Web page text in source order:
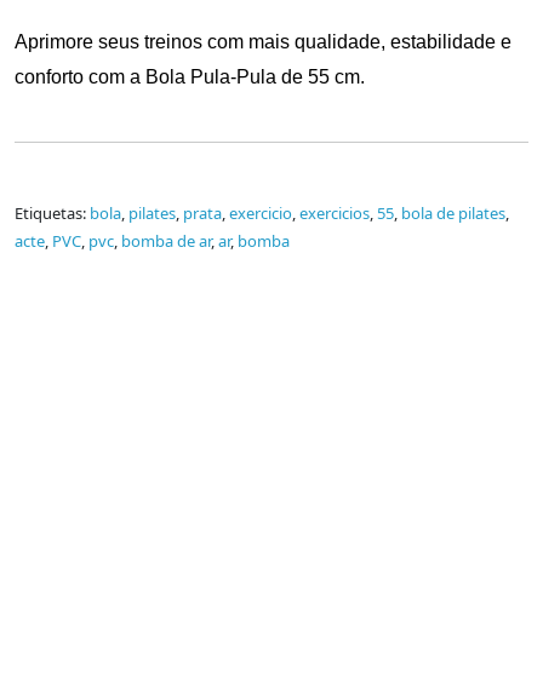
Aprimore seus treinos com mais qualidade, estabilidade e
conforto com a Bola Pula-Pula de 55 cm.
Etiquetas: bola, pilates, prata,exercicio,exercicios, 55, bola de pilates,
acte, PVC, pvc, bomba de ar,ar, bomba